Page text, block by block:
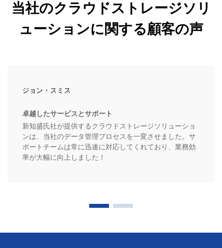
当社のクラウドストレージソリ
ューションに関する顧客の声
ジョン・スミス
卓越したサービスとサポート
新知盛氏社が提供するクラウドストレージソリューショ
ンは、当社のデータ管理プロセスを一変させました。サ
ポートチームは常に迅速に対応してくれており、業務効
率が大幅に向上しました！